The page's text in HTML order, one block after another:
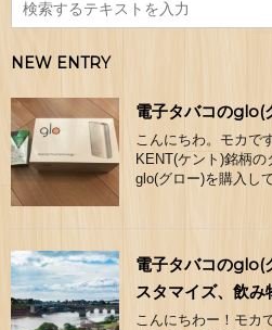
NEW ENTRY
電子タバコのglo(
こんにちわ。モカで
KENT(ケント)銘柄
glo(グロー)を購入し
電子タバコのglo(
スタマイズ、飲み
こんにちわー！モカ